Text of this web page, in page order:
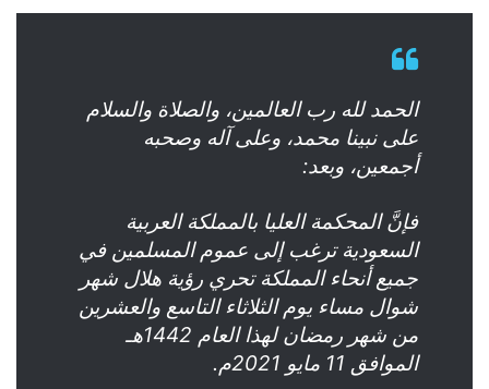
الحمد لله رب العالمين، والصلاة والسلام
على نبينا محمد، وعلى آله وصحبه
أجمعين، وبعد:
فإنَّ المحكمة العليا بالمملكة العربية
السعودية ترغب إلى عموم المسلمين في
جميع أنحاء المملكة تحري رؤية هلال شهر
شوال مساء يوم الثلاثاء التاسع والعشرين
من شهر رمضان لهذا العام 1442هـ
الموافق 11 مايو 2021م.